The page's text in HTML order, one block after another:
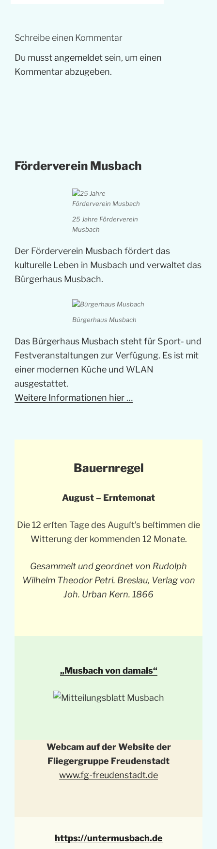
Schreibe einen Kommentar
Du musstangemeldetsein, um einen
Kommentar abzugeben.
Förderverein Musbach
25 Jahre Förderverein
Musbach
Der Förderverein Musbach fördert das
kulturelle Leben in Musbach und verwaltet das
Bürgerhaus Musbach.
Bürgerhaus Musbach
Das Bürgerhaus Musbach steht für Sport- und
Festveranstaltungen zur Verfügung. Es ist mit
einer modernen Küche und WLAN
ausgestattet.
Weitere Informationen hier …
Bauernregel
August – Erntemonat
Die 12 erſten Tage des Auguſt’s beſtimmen die
Witterung der kommenden 12 Monate.
Gesammelt und geordnet von Rudolph
Wilhelm Theodor Petri. Breslau, Verlag von
Joh. Urban Kern. 1866
„Musbach von damals“
Webcam auf der Website der
Fliegergruppe Freudenstadt
www.fg-freudenstadt.de
https://untermusbach.de